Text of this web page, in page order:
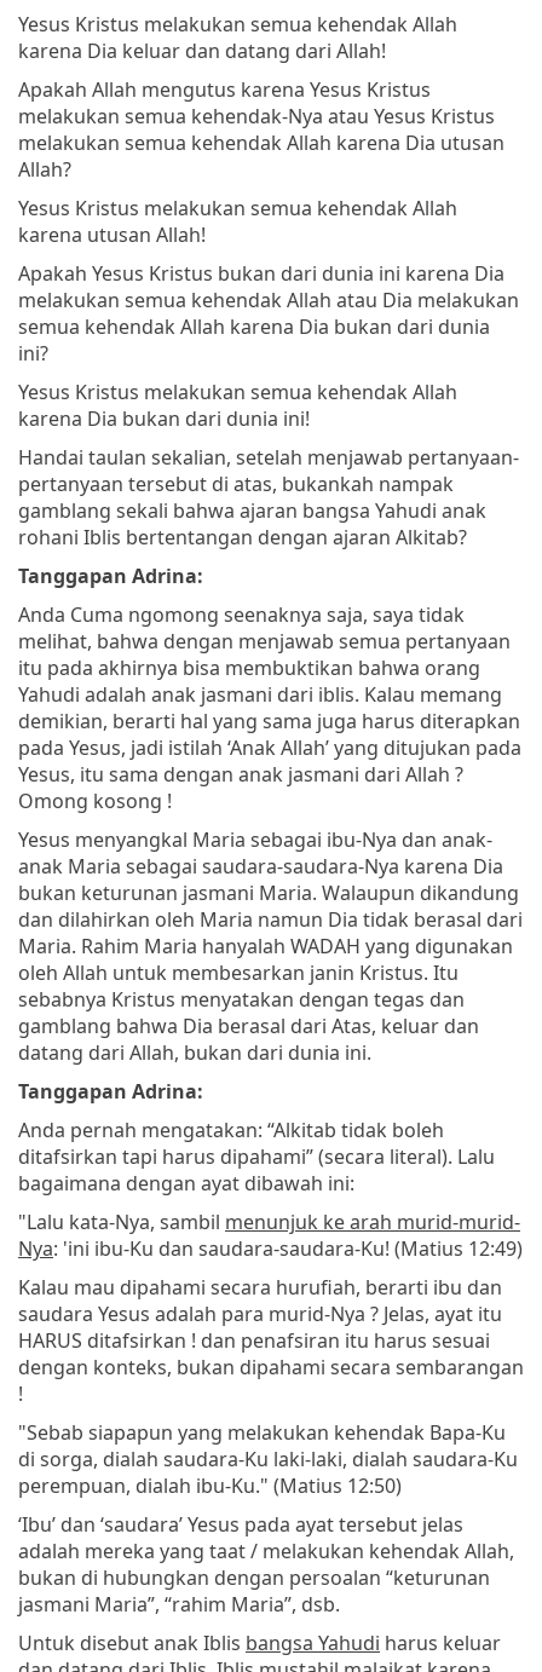
Yesus Kristus melakukan semua kehendak Allah
karena Dia keluar dan datang dari Allah!
Apakah Allah mengutus karena Yesus Kristus
melakukan semua kehendak-Nya atau Yesus Kristus
melakukan semua kehendak Allah karena Dia utusan
Allah?
Yesus Kristus melakukan semua kehendak Allah
karena utusan Allah!
Apakah Yesus Kristus bukan dari dunia ini karena Dia
melakukan semua kehendak Allah atau Dia melakukan
semua kehendak Allah karena Dia bukan dari dunia
ini?
Yesus Kristus melakukan semua kehendak Allah
karena Dia bukan dari dunia ini!
Handai taulan sekalian, setelah menjawab pertanyaan-
pertanyaan tersebut di atas, bukankah nampak
gamblang sekali bahwa ajaran bangsa Yahudi anak
rohani Iblis bertentangan dengan ajaran Alkitab?
Tanggapan Adrina:
Anda Cuma ngomong seenaknya saja, saya tidak
melihat, bahwa dengan menjawab semua pertanyaan
itu pada akhirnya bisa membuktikan bahwa orang
Yahudi adalah anak jasmani dari iblis. Kalau memang
demikian, berarti hal yang sama juga harus diterapkan
pada Yesus, jadi istilah ‘Anak Allah’ yang ditujukan pada
Yesus, itu sama dengan anak jasmani dari Allah ?
Omong kosong !
Yesus menyangkal Maria sebagai ibu-Nya dan anak-
anak Maria sebagai saudara-saudara-Nya karena Dia
bukan keturunan jasmani Maria. Walaupun dikandung
dan dilahirkan oleh Maria namun Dia tidak berasal dari
Maria. Rahim Maria hanyalah WADAH yang digunakan
oleh Allah untuk membesarkan janin Kristus. Itu
sebabnya Kristus menyatakan dengan tegas dan
gamblang bahwa Dia berasal dari Atas, keluar dan
datang dari Allah, bukan dari dunia ini.
Tanggapan Adrina:
Anda pernah mengatakan: “Alkitab tidak boleh
ditafsirkan tapi harus dipahami” (secara literal). Lalu
bagaimana dengan ayat dibawah ini:
"Lalu kata-Nya, sambil menunjuk ke arah murid-murid-
Nya: 'ini ibu-Ku dan saudara-saudara-Ku! (Matius 12:49)
Kalau mau dipahami secara hurufiah, berarti ibu dan
saudara Yesus adalah para murid-Nya ? Jelas, ayat itu
HARUS ditafsirkan ! dan penafsiran itu harus sesuai
dengan konteks, bukan dipahami secara sembarangan
!
"Sebab siapapun yang melakukan kehendak Bapa-Ku
di sorga, dialah saudara-Ku laki-laki, dialah saudara-Ku
perempuan, dialah ibu-Ku." (Matius 12:50)
‘Ibu’ dan ‘saudara’ Yesus pada ayat tersebut jelas
adalah mereka yang taat / melakukan kehendak Allah,
bukan di hubungkan dengan persoalan “keturunan
jasmani Maria”, “rahim Maria”, dsb.
Untuk disebut anak Iblis bangsa Yahudi harus keluar